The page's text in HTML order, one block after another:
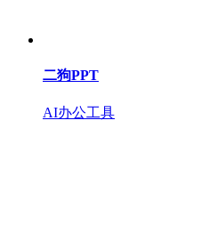
二狗PPT
AI办公工具